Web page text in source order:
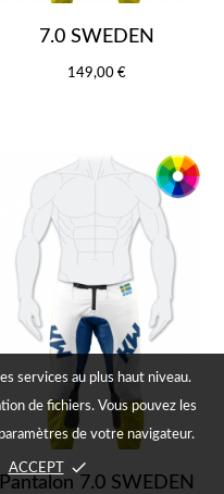
7.0 SWEDEN
149,00 €
Pantalon 7.0 SWEDEN
services au plus haut niveau.
de fichiers. Vous pouvez les
de votre navigateur.
ACCEPT done